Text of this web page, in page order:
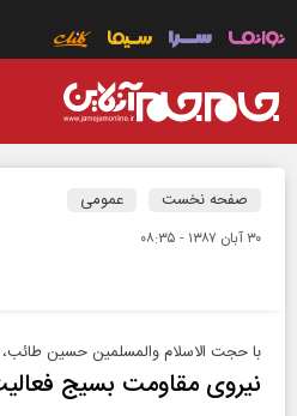
صفحه نخست عمومی
۳۰ آبان ۱۳۸۷ - ۰۸:۳۵
با حجت الا‌سلا‌م والمسلمین حسین
نیروی مقاومت بسیج